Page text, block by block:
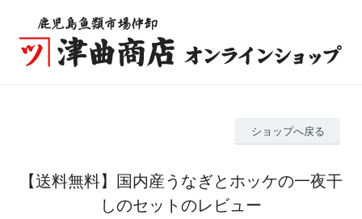
ショップへ戻る
【送料無料】国内産うなぎとホッケの一夜干
しのセットのレビュー